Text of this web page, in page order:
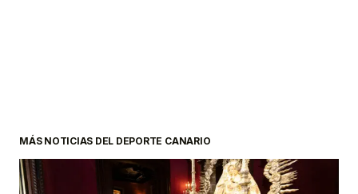
MÁS NOTICIAS DEL DEPORTE CANARIO